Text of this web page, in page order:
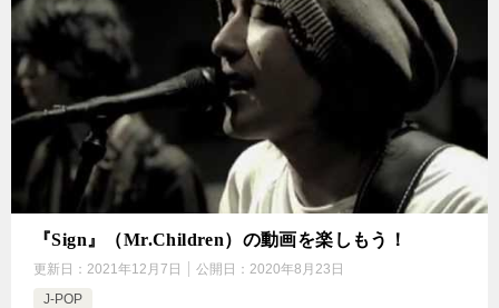
『Sign』（Mr.Children）の動画を楽しもう！
更新日： 2021年12月7日 公開日： 2020年8月23日
J-POP